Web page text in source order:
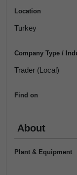
Location
Turkey
Company Type /
Trader (Local)
Find on
About
Plant & Equipment